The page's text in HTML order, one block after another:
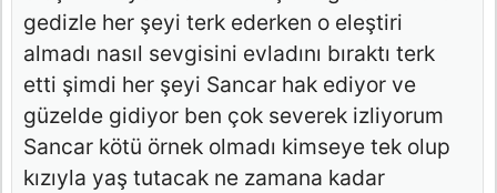
gedizle her şeyi terk ederken o eleştiri
almadı nasıl sevgisini evladını bıraktı terk
etti şimdi her şeyi Sancar hak ediyor ve
güzelde gidiyor ben çok severek izliyorum
Sancar kötü örnek olmadı kimseye tek olup
kızıyla yaş tutacak ne zamana kadar